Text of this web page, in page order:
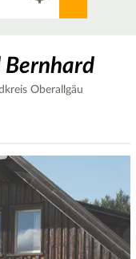
Bernhard
Oberallgäu